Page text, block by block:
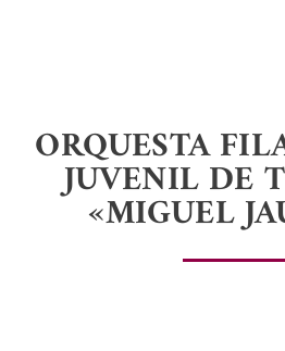
ORQUESTA
JUVENIL DE
«MIGUEL